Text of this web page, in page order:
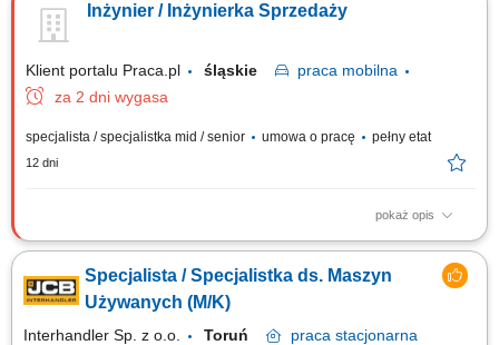
obszarze. Identyfikowanie potrzeb technologicznych klientów oraz
doradztwo techniczno-handlowe ukierunkowane na optymalizację
Inżynier / Inżynierka Sprzedaży
Klient portalu Praca.pl śląskie praca mobilna
za 2 dni wygasa
specjalista / specjalistka mid / senior umowa o pracę pełny etat
12 dni
pokaż opis
Opis stanowiska Kompleksowe rozwijanie sieci sprzedaży narzędzi oraz
oprzyrządowania do obrabiarek CNC w wyznaczonym regionie. Aktywne
pozyskiwanie nowych partnerów biznesowych i budowanie trwałych
relacji z obecnymi klientami. Doradztwo techniczne w zakresie
Specjalista / Specjalistka ds. Maszyn
Używanych (M/K)
Interhandler Sp. z o.o. Toruń praca stacjonarna